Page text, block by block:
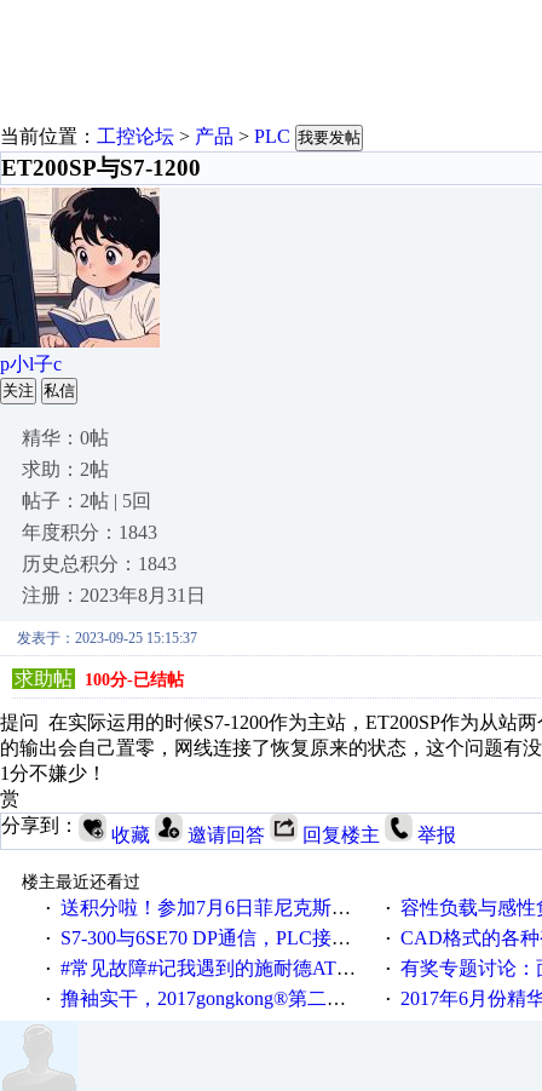
当前位置： 工控论坛 > 产品 > PLC 我要发帖
ET200SP与S7-1200
p小l子c
关注 私信
精华：0帖
求助：2帖
帖子：2帖 | 5回
年度积分：1843
历史总积分：1843
注册：2023年8月31日
发表于：2023-09-25 15:15:37
求助帖 100分-已结帖
提问 在实际运用的时候S7-1200作为主站，ET200SP作为从站
的输出会自己置零，网线连接了恢复原来的状态，这个问题有
1分不嫌少！
赏
分享到：
收藏 邀请回答 回复楼主 举报
楼主最近还看过
· 送积分啦！参加7月6日菲尼克斯在线研讨会即得 · 容性负载与感性负
· S7-300与6SE70 DP通信，PLC接收到数据不稳定 · CAD格式的各
· #常见故障#记我遇到的施耐德ATV12变频器故障 · 有奖专题讨论：面对低压变
· 撸袖实干，2017gongkong®第二届智造工程师节正式起航！ · 2017年6月份精